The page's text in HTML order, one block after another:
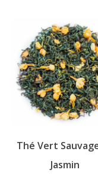
Thé Vert
Jasmin